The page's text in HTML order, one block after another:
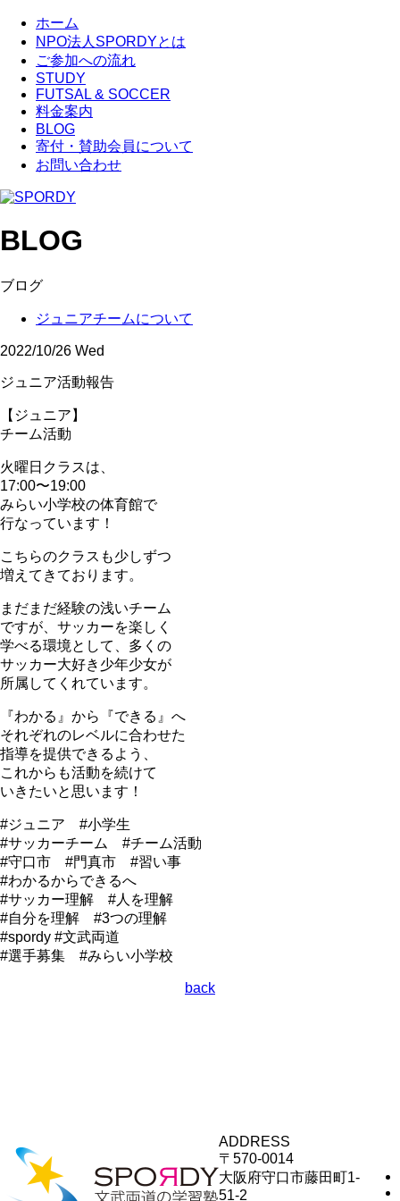
ホーム
NPO法人SPORDYとは
ご参加への流れ
STUDY
FUTSAL & SOCCER
料金案内
BLOG
寄付・賛助会員について
お問い合わせ
BLOG
ブログ
ジュニアチームについて
2022/10/26 Wed
ジュニア活動報告
【ジュニア】
チーム活動
火曜日クラスは、
17:00〜19:00
みらい小学校の体育館で
行なっています！
こちらのクラスも少しずつ
増えてきております。
まだまだ経験の浅いチーム
ですが、サッカーを楽しく
学べる環境として、多くの
サッカー大好き少年少女が
所属してくれています。
『わかる』から『できる』へ
それぞれのレベルに合わせた
指導を提供できるよう、
これからも活動を続けて
いきたいと思います！
#ジュニア #小学生
#サッカーチーム #チーム活動
#守口市 #門真市 #習い事
#わかるからできるへ
#サッカー理解 #人を理解
#自分を理解 #3つの理解
#spordy #文武両道
#選手募集 #みらい小学校
back
ADDRESS
〒570-0014
大阪府守口市藤田町1-
51-2